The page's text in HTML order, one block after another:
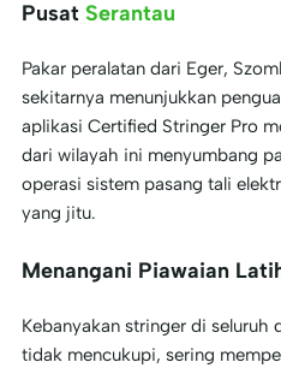
Pusat Serantau
Pakar peralatan dari Eger,
sekitarnya menunjukkan
aplikasi Certified Stringer Pro
dari wilayah ini menyumbang
operasi sistem pasang tali
yang jitu.
Menangani Piawaian
Kebanyakan stringer di seluruh
tidak mencukupi, sering